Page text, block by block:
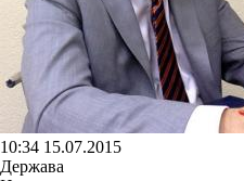
10:34 15.07.2015
Держава